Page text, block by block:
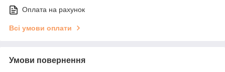
Оплата на рахунок
Всі умови оплати
Умови повернення